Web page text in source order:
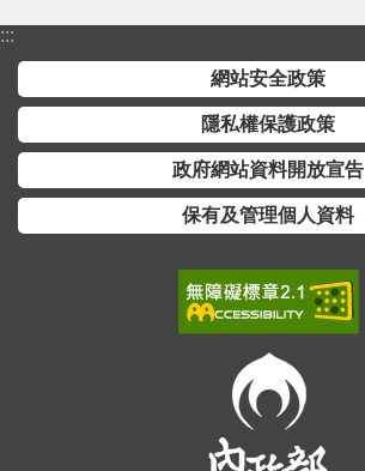
:::
網站安全政策
隱私權保護政策
政府網站資料開放宣告
保有及管理個人資料